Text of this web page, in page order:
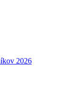
2026